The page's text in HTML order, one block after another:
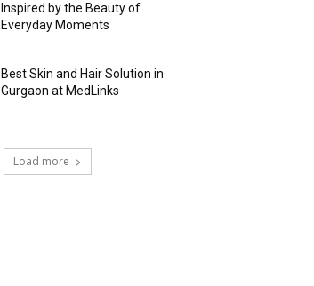
Inspired by the Beauty of
Everyday Moments
Best Skin and Hair Solution in
Gurgaon at MedLinks
Load more